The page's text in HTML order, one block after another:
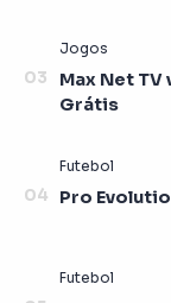
Max Net TV
Grátis
Pro